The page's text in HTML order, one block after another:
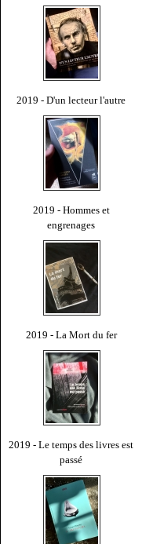
2019 - D'un lecteur l'autre
2019 - Hommes et
engrenages
2019 - La Mort du fer
2019 - Le temps des livres est
passé